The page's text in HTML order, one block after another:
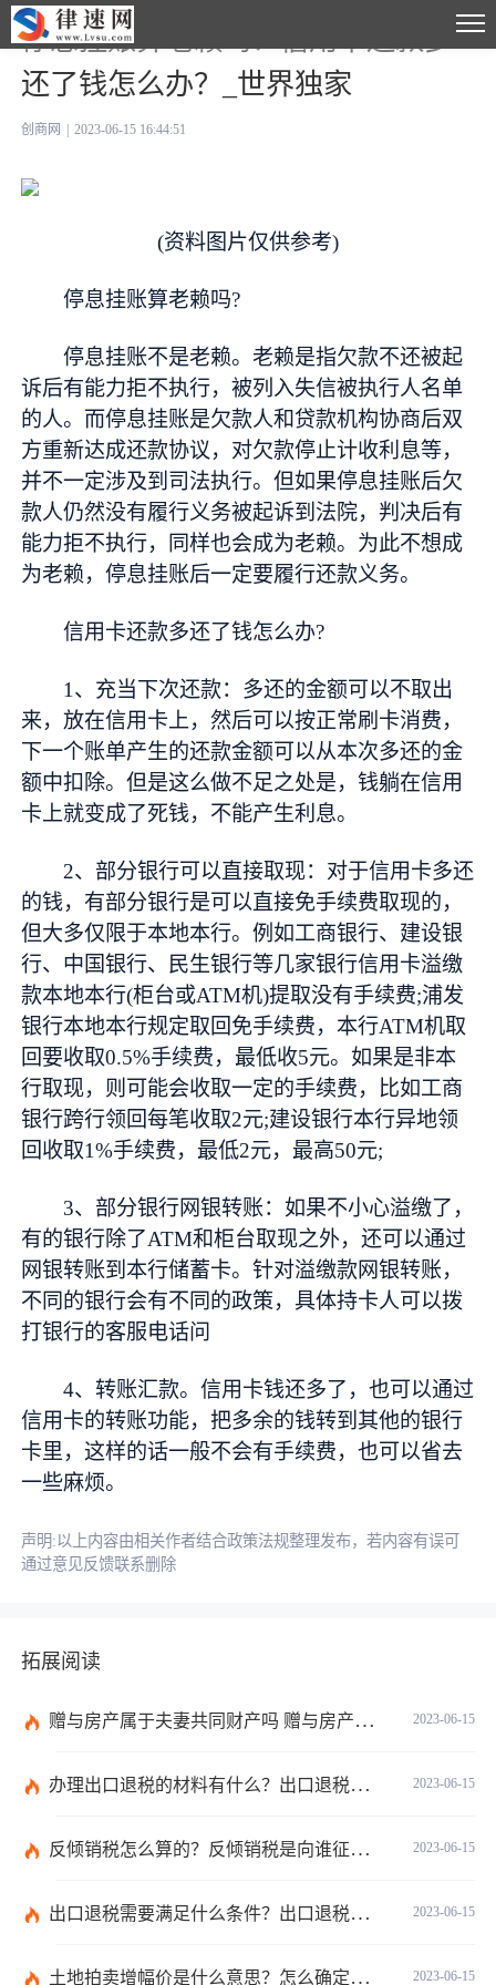
停息挂账算老赖吗？信用卡还款多
还了钱怎么办？_世界独家
创商网 2023-06-15 16:44:51
(资料图片仅供参考)
停息挂账算老赖吗?
停息挂账不是老赖。老赖是指欠款不还被起
诉后有能力拒不执行，被列入失信被执行人名单
的人。而停息挂账是欠款人和贷款机构协商后双
方重新达成还款协议，对欠款停止计收利息等，
并不一定涉及到司法执行。但如果停息挂账后欠
款人仍然没有履行义务被起诉到法院，判决后有
能力拒不执行，同样也会成为老赖。为此不想成
为老赖，停息挂账后一定要履行还款义务。
信用卡还款多还了钱怎么办?
1、充当下次还款：多还的金额可以不取出
来，放在信用卡上，然后可以按正常刷卡消费，
下一个账单产生的还款金额可以从本次多还的金
额中扣除。但是这么做不足之处是，钱躺在信用
卡上就变成了死钱，不能产生利息。
2、部分银行可以直接取现：对于信用卡多还
的钱，有部分银行是可以直接免手续费取现的，
但大多仅限于本地本行。例如工商银行、建设银
行、中国银行、民生银行等几家银行信用卡溢缴
款本地本行(柜台或ATM机)提取没有手续费;浦发
银行本地本行规定取回免手续费，本行ATM机取
回要收取0.5%手续费，最低收5元。如果是非本
行取现，则可能会收取一定的手续费，比如工商
银行跨行领回每笔收取2元;建设银行本行异地领
回收取1%手续费，最低2元，最高50元;
3、部分银行网银转账：如果不小心溢缴了，
有的银行除了ATM和柜台取现之外，还可以通过
网银转账到本行储蓄卡。针对溢缴款网银转账，
不同的银行会有不同的政策，具体持卡人可以拨
打银行的客服电话问
4、转账汇款。信用卡钱还多了，也可以通过
信用卡的转账功能，把多余的钱转到其他的银行
卡里，这样的话一般不会有手续费，也可以省去
一些麻烦。
声明:以上内容由相关作者结合政策法规整理发布，若内容有误可
通过意见反馈联系删除
拓展阅读
2023-06-15
赠与房产属于夫妻共同财产吗 赠与房产需要公证吗？
2023-06-15
办理出口退税的材料有什么？出口退税的办理程序有哪些？电器出口退税怎么算？ 世界今日报
2023-06-15
反倾销税怎么算的？反倾销税是向谁征收的？反倾销税的计算公式是什么？
2023-06-15
出口退税需要满足什么条件？出口退税有几种方式？
2023-06-15
土地拍卖增幅价是什么意思？怎么确定土地拍卖价底价？ 短讯